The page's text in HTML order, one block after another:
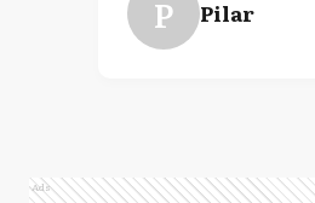
P Pilar
Ads